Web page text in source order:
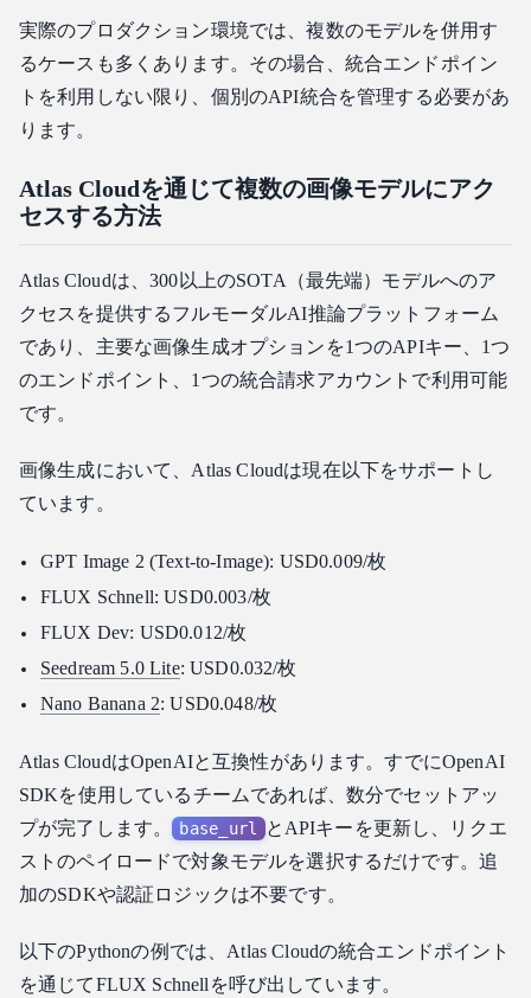
実際のプロダクション環境では、複数のモデルを併用す
るケースも多くあります。その場合、統合エンドポイン
トを利用しない限り、個別のAPI統合を管理する必要があ
ります。
Atlas Cloudを通じて複数の画像モデルにアク
セスする方法
Atlas Cloudは、300以上のSOTA（最先端）モデルへのア
クセスを提供するフルモーダルAI推論プラットフォーム
であり、主要な画像生成オプションを1つのAPIキー、1つ
のエンドポイント、1つの統合請求アカウントで利用可能
です。
画像生成において、Atlas Cloudは現在以下をサポートし
ています。
GPT Image 2 (Text-to-Image): USD0.009/枚
FLUX Schnell: USD0.003/枚
FLUX Dev: USD0.012/枚
Seedream 5.0 Lite: USD0.032/枚
Nano Banana 2: USD0.048/枚
Atlas CloudはOpenAIと互換性があります。すでにOpenAI
SDKを使用しているチームであれば、数分でセットアッ
プが完了します。 base_url
とAPIキーを更新し、リクエ
ストのペイロードで対象モデルを選択するだけです。追
加のSDKや認証ロジックは不要です。
以下のPythonの例では、Atlas Cloudの統合エンドポイント
を通じてFLUX Schnellを呼び出しています。